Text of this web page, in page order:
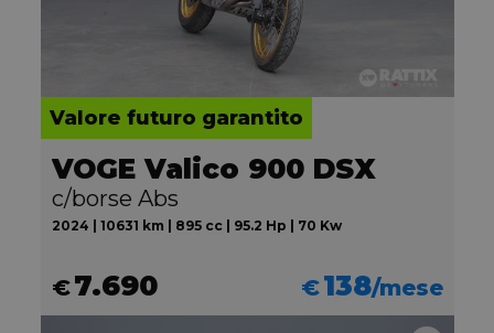
Valore futuro garantito
VOGE Valico 900 DSX
c/borse Abs
2024 | 10631 km | 895 cc | 95.2 Hp | 70 Kw
€7.690 €138/mese